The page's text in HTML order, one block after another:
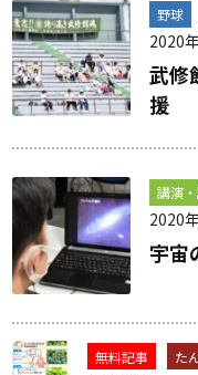
野球
2020
武修
援
講演
2020
宇宙
無料記事 た